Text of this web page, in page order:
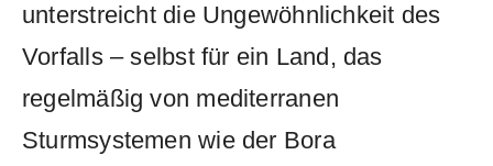
unterstreicht die Ungewöhnlichkeit des
Vorfalls – selbst für ein Land, das
regelmäßig von mediterranen
Sturmsystemen wie der Bora